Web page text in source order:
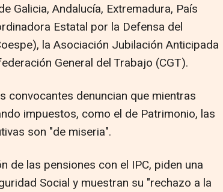
Galicia, Andalucía, Extremadura, País
Estatal por la Defensa del
la Asociación Jubilación Anticipada
General del Trabajo (CGT).
convocantes denuncian que mientras
impuestos, como el de Patrimonio, las
son "de miseria".
de las pensiones con el IPC, piden una
Social y muestran su "rechazo a la